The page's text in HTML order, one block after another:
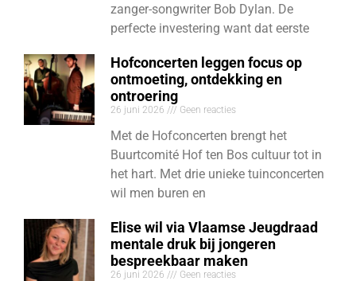
zanger-songwriter Bob Dylan. De
perfecte investering want dat eerste
Hofconcerten leggen focus op
ontmoeting, ontdekking en
ontroering
26 juni 2026 Geen reacties
Met de Hofconcerten brengt het
Buurtcomité Hof ten Bos cultuur tot in
het hart. Met drie unieke tuinconcerten
wil men buren en
Elise wil via Vlaamse Jeugdraad
mentale druk bij jongeren
bespreekbaar maken
26 juni 2026 Geen reacties